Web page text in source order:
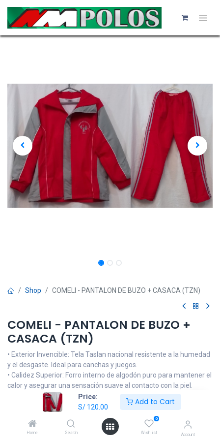
Price:
S/ 120.00
Add to Cart
Home Search
0
Wishlist Account
Shop COMELI - PANTALON DE BUZO + CASACA (TZN)
COMELI - PANTALON DE BUZO +
CASACA (TZN)
• Exterior Invencible: Tela Taslan nacional resistente a la humedad
y el desgaste. Ideal para canchas y juegos.
• Calidez Superior: Forro interno de algodón puro para mantener el
calor y asegurar una sensación suave al contacto con la piel.
• Interior: Forro de PoliCotton – Proporciona una capa interior
suave, cálida y transpirable. Máximo confort sin sensación
NOTA: Las imágenes son referenciales, el producto podrá llevar